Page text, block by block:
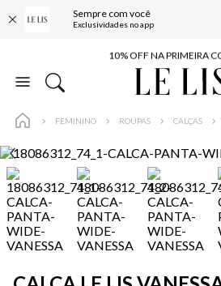
Sempre com você
Exclusividades no appBAIXE O APP
10% OFF NA PRIMEIRA
COMPRE ONLINE E RETIRE
BAIXE O APP
10% OFF NA PRIMEIRA
FEMININO ROUPAS CALÇAS